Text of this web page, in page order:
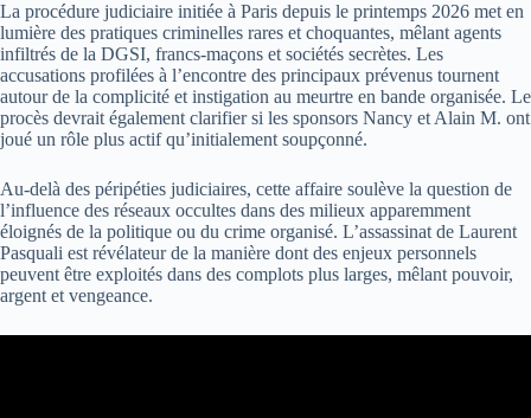
La procédure judiciaire initiée à Paris depuis le printemps 2026 met en
lumière des pratiques criminelles rares et choquantes, mêlant agents
infiltrés de la DGSI, francs-maçons et sociétés secrètes. Les
accusations profilées à l’encontre des principaux prévenus tournent
autour de la complicité et instigation au meurtre en bande organisée. Le
procès devrait également clarifier si les sponsors Nancy et Alain M. ont
joué un rôle plus actif qu’initialement soupçonné.
Au-delà des péripéties judiciaires, cette affaire soulève la question de
l’influence des réseaux occultes dans des milieux apparemment
éloignés de la politique ou du crime organisé. L’assassinat de Laurent
Pasquali est révélateur de la manière dont des enjeux personnels
peuvent être exploités dans des complots plus larges, mêlant pouvoir,
argent et vengeance.